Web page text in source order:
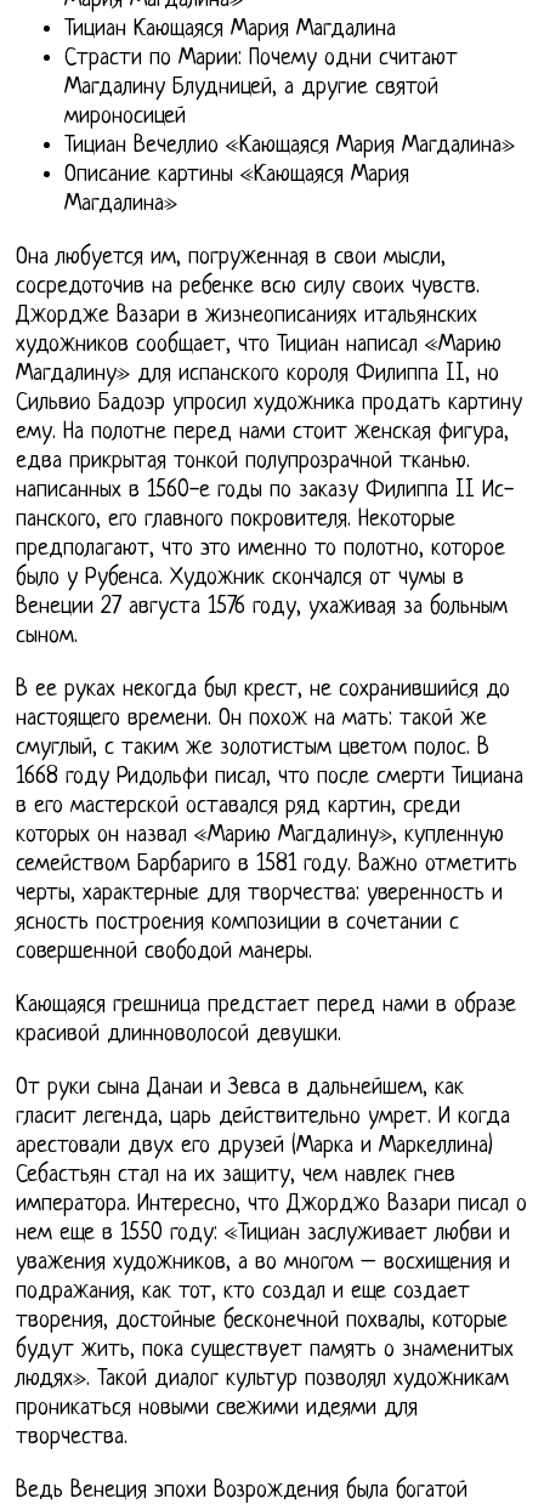
Тициан Кающаяся Мария Магдалина
Страсти по Марии: Почему одни считают
Магдалину Блудницей, а другие святой
мироносицей
Тициан Вечеллио «Кающаяся Мария Магдалина»
Описание картины «Кающаяся Мария
Магдалина»
Она любуется им, погруженная в свои мысли,
сосредоточив на ребенке всю силу своих чувств.
Джордже Вазари в жизнеописаниях итальянских
художников сообщает, что Тициан написал «Марию
Магдалину» для испанского короля Филиппа II, но
Сильвио Бадоэр упросил художника продать картину
ему. На полотне перед нами стоит женская фигура,
едва прикрытая тонкой полупрозрачной тканью.
написанных в 1560-е годы по заказу Филиппа II Ис-
панского, его главного покровителя. Некоторые
предполагают, что это именно то полотно, которое
было у Рубенса. Художник скончался от чумы в
Венеции 27 августа 1576 году, ухаживая за больным
сыном.
В ее руках некогда был крест, не сохранившийся до
настоящего времени. Он похож на мать: такой же
смуглый, с таким же золотистым цветом полос. В
1668 году Ридольфи писал, что после смерти Тициана
в его мастерской оставался ряд картин, среди
которых он назвал «Марию Магдалину», купленную
семейством Барбариго в 1581 году. Важно отметить
черты, характерные для творчества: уверенность и
ясность построения композиции в сочетании с
совершенной свободой манеры.
Кающаяся грешница предстает перед нами в образе
красивой длинноволосой девушки.
От руки сына Данаи и Зевса в дальнейшем, как
гласит легенда, царь действительно умрет. И когда
арестовали двух его друзей (Марка и Маркеллина)
Себастьян стал на их защиту, чем навлек гнев
императора. Интересно, что Джорджо Вазари писал о
нем еще в 1550 году: «Тициан заслуживает любви и
уважения художников, а во многом – восхищения и
подражания, как тот, кто создал и еще создает
творения, достойные бесконечной похвалы, которые
будут жить, пока существует память о знаменитых
людях». Такой диалог культур позволял художникам
проникаться новыми свежими идеями для
творчества.
Ведь Венеция эпохи Возрождения была богатой